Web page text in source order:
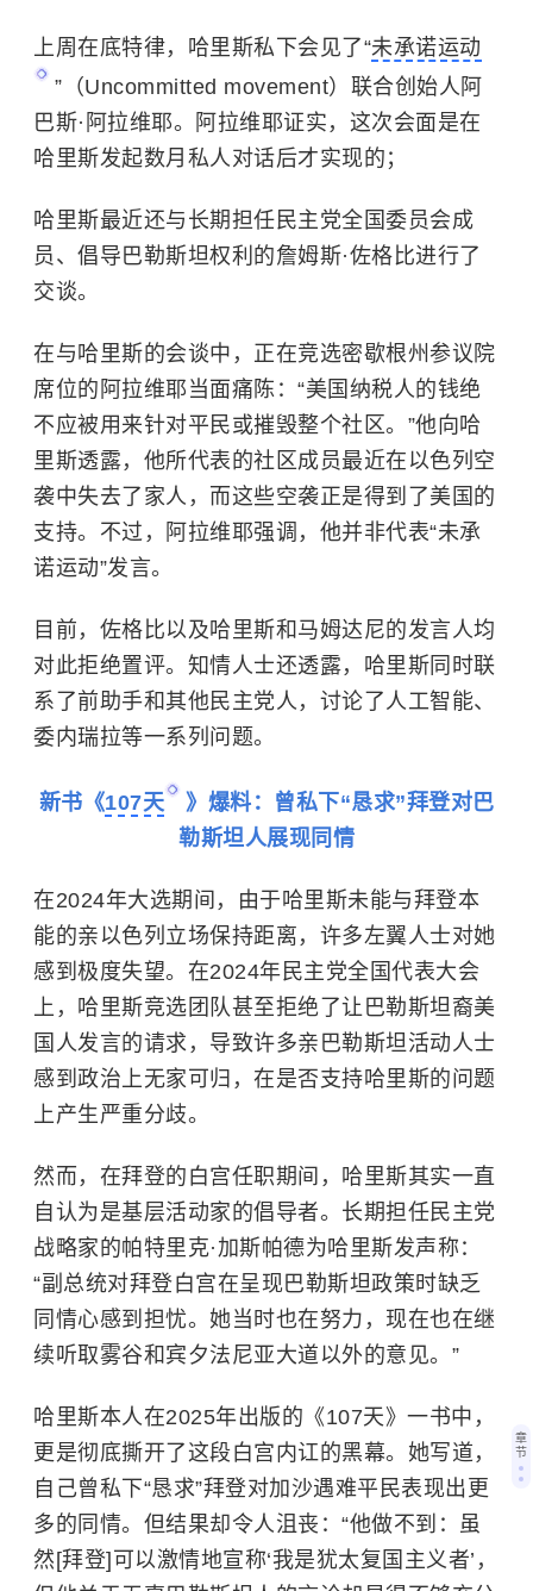
上周在底特律，哈里斯私下会见了“未承诺运动
”（Uncommitted movement）联合创始人阿
巴斯·阿拉维耶。阿拉维耶证实，这次会面是在
哈里斯发起数月私人对话后才实现的；
哈里斯最近还与长期担任民主党全国委员会成
员、倡导巴勒斯坦权利的詹姆斯·佐格比进行了
交谈。
在与哈里斯的会谈中，正在竞选密歇根州参议院
席位的阿拉维耶当面痛陈：“美国纳税人的钱绝
不应被用来针对平民或摧毁整个社区。”他向哈
里斯透露，他所代表的社区成员最近在 以色列 空
袭中失去了家人，而这些空袭正是得到了美国的
支持。不过，阿拉维耶强调，他并非代表“未承
诺运动”发言。
目前，佐格比以及哈里斯和马姆达尼的发言人均
对此拒绝置评。知情人士还透露，哈里斯同时联
系了前助手和其他民主党人，讨论了人工智能、
委内瑞拉等一系列问题。
新书《107天
》爆料：曾私下“恳求”拜登对巴
勒斯坦人展现同情
在2024年大选期间，由于哈里斯未能与拜登本
能的亲以色列立场保持距离，许多左翼人士对她
感到极度失望。在2024年民主党全国代表大会
上，哈里斯竞选团队甚至拒绝了让巴勒斯坦裔美
国人发言的请求，导致许多亲巴勒斯坦活动人士
感到政治上无家可归，在是否支持哈里斯的问题
上产生严重分歧。
然而，在拜登的白宫任职期间，哈里斯其实一直
自认为是基层活动家的倡导者。长期担任民主党
战略家的帕特里克·加斯帕德为哈里斯发声称：
“副总统对拜登白宫在呈现巴勒斯坦政策时缺乏
同情心感到担忧。她当时也在努力，现在也在继
续听取雾谷和宾夕法尼亚大道以外的意见。”
哈里斯本人在2025年出版的《107天》一书中，
更是彻底撕开了这段白宫内讧的黑幕。 她写道，
自己曾私下“恳求”拜登对加沙遇难平民表现出更
多的同情。但结果却令人沮丧：“他做不到：虽
然[拜登]可以激情地宣称‘我是犹太复国主义者’，
章
节